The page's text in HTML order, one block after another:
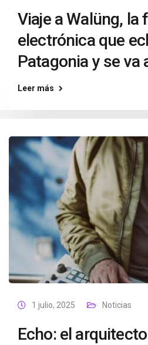
Viaje a Walüng, la
electrónica que
Patagonia y se va
Leer más
1 julio, 2025 Noticias
Echo: el